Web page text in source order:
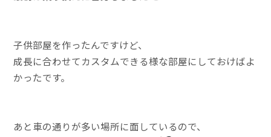
子供部屋を作ったんですけど、
成長に合わせてカスタムできる様な部屋にしておけばよ
かったです。
あと車の通りが多い場所に面しているので、